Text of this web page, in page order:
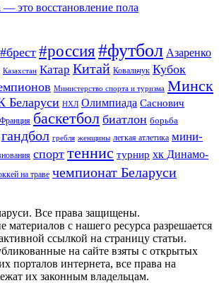
это восстановление пола
#брест #россия#футбол Азаренко
Казахстан Катар Китай Ковальчук Кубок
Министерство спорта и туризма Минск
Беларуси НХЛ Олимпиада Саснович
Франция баскетбол биатлон борьба
гандбол гребля женщины легкая атлетика мини-
спорт теннис турнир хк Динамо-
на траве чемпионат Беларуси
Все права защищены.
с нашего ресурса разрешается
ссылкой на страницу статьи.
на сайте взяты с открытых
порталов интернета, все права на
их законным владельцам.